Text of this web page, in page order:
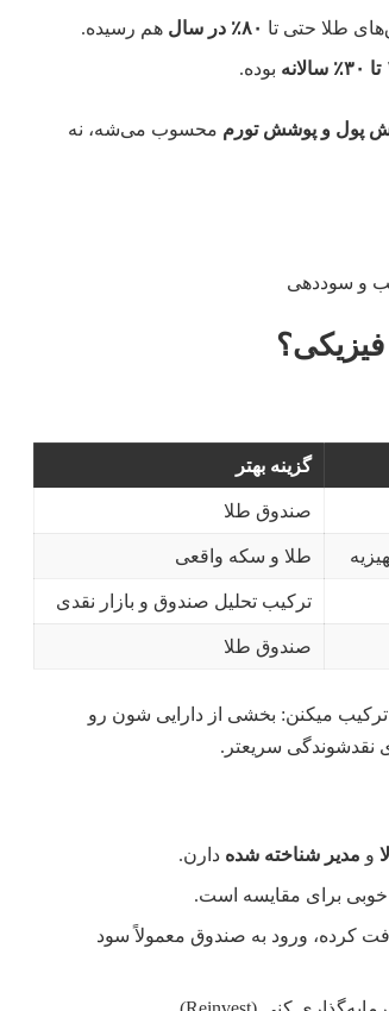
طلا حتی تا ۸۰٪ در سال
هم رسیده.
بوده.
پول و پوشش تورم محسوب می‌شه، نه
گزینه بهتر
صندوق طلا
طلا و سکه واقعی
ترکیب تحلیل صندوق و بازار نقدی
صندوق طلا
میکنن: بخشی از دارایی‌ شون رو
نقدشوندگی سریعتر.
و مدیر شناخته‌ شده دارن.
خوبی برای مقایسه‌ است.
کرده، ورود به صندوق معمولاً سود